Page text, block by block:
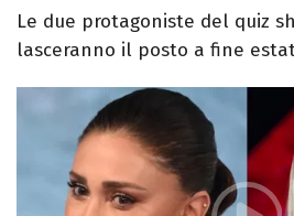
Le due protagoniste del quiz
lasceranno il posto a fine